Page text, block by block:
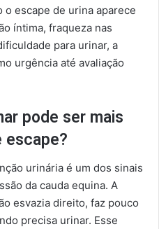
o escape de urina aparece
íntima, fraqueza nas
para urinar, a
urgência até avaliação
pode ser mais
escape?
urinária é um dos sinais
da cauda equina. A
esvazia direito, faz pouco
precisa urinar. Esse